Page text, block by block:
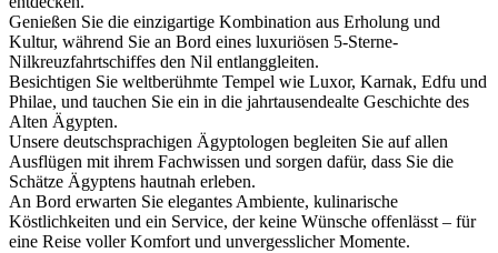
Genießen Sie die einzigartige Kombination aus Erholung und
Kultur, während Sie an Bord eines luxuriösen 5-Sterne-
Nilkreuzfahrtschiffes den Nil entlanggleiten.
Besichtigen Sie weltberühmte Tempel wie Luxor, Karnak, Edfu und
Philae, und tauchen Sie ein in die jahrtausendealte Geschichte des
Alten Ägypten.
Unsere deutschsprachigen Ägyptologen begleiten Sie auf allen
Ausflügen mit ihrem Fachwissen und sorgen dafür, dass Sie die
Schätze Ägyptens hautnah erleben.
An Bord erwarten Sie elegantes Ambiente, kulinarische
Köstlichkeiten und ein Service, der keine Wünsche offenlässt – für
eine Reise voller Komfort und unvergesslicher Momente.